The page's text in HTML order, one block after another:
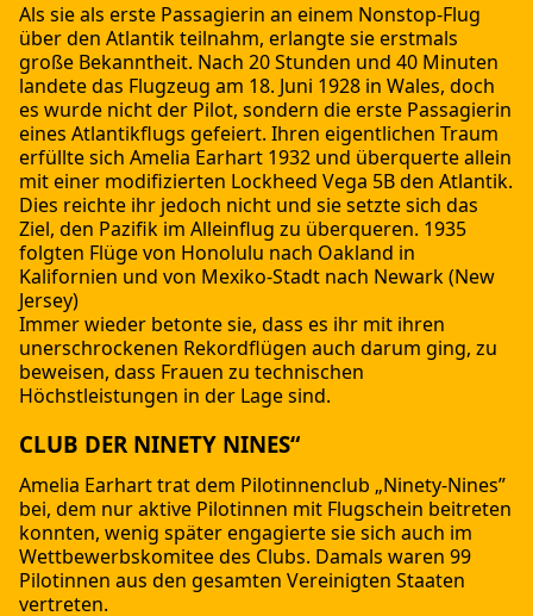
Als sie als erste Passagierin an einem Nonstop-Flug
über den Atlantik teilnahm, erlangte sie erstmals
große Bekanntheit. Nach 20 Stunden und 40 Minuten
landete das Flugzeug am 18. Juni 1928 in Wales, doch
es wurde nicht der Pilot, sondern die erste Passagierin
eines Atlantikflugs gefeiert. Ihren eigentlichen Traum
erfüllte sich Amelia Earhart 1932 und überquerte allein
mit einer modifizierten Lockheed Vega 5B den Atlantik.
Dies reichte ihr jedoch nicht und sie setzte sich das
Ziel, den Pazifik im Alleinflug zu überqueren. 1935
folgten Flüge von Honolulu nach Oakland in
Kalifornien und von Mexiko-Stadt nach Newark (New
Jersey)
Immer wieder betonte sie, dass es ihr mit ihren
unerschrockenen Rekordflügen auch darum ging, zu
beweisen, dass Frauen zu technischen
Höchstleistungen in der Lage sind.
CLUB DER NINETY NINES“
Amelia Earhart trat dem Pilotinnenclub „Ninety-Nines”
bei, dem nur aktive Pilotinnen mit Flugschein beitreten
konnten, wenig später engagierte sie sich auch im
Wettbewerbskomitee des Clubs. Damals waren 99
Pilotinnen aus den gesamten Vereinigten Staaten
vertreten.